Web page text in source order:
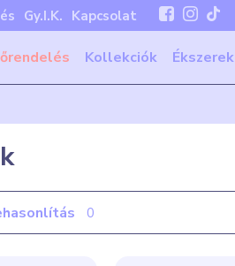
Gy.I.K. Kapcsolat
Kollekciók Ékszerek
0